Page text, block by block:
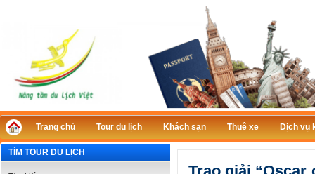
Trang chủ Tour du lịch Khách sạn Thuê xe Dịch vụ
TÌM TOUR DU LỊCH